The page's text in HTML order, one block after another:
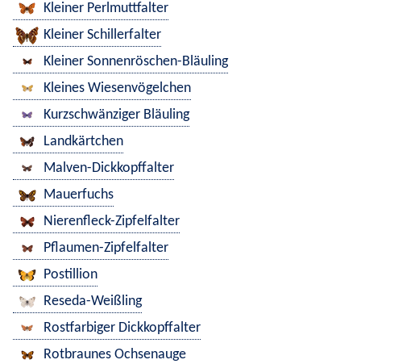
Kleiner Perlmuttfalter
Kleiner Schillerfalter
Kleiner Sonnenröschen-Bläuling
Kleines Wiesenvögelchen
Kurzschwänziger Bläuling
Landkärtchen
Malven-Dickkopffalter
Mauerfuchs
Nierenfleck-Zipfelfalter
Pflaumen-Zipfelfalter
Postillion
Reseda-Weißling
Rostfarbiger Dickkopffalter
Rotbraunes Ochsenauge